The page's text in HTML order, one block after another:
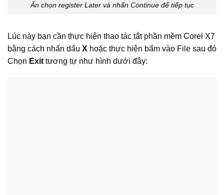
Ấn chọn register Later và nhấn Continue để tiếp tục
Lúc này bạn cần thực hiện thao tác tắt phần mềm Corel X7
bằng cách nhấn dấu X hoặc thực hiện bấm vào File sau đó
Chọn Exit tương tự như hình dưới đây: